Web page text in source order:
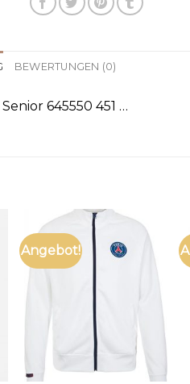
BEWERTUNGEN (0)
645550 451 …
Angebot!